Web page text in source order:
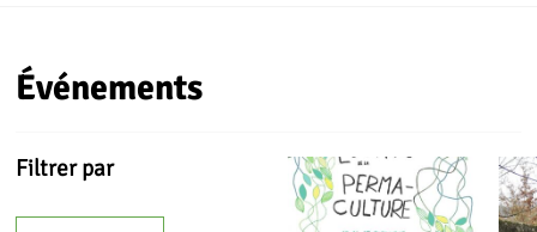
Événements
Filtrer par